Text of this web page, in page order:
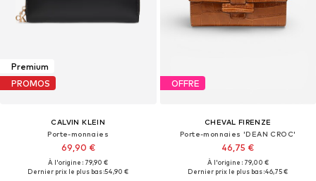
Premium
PROMOS
CALVIN KLEIN
Porte-monnaies
69,90 €
À l'origine : 79,90 €
Dernier prix le plus bas :54,90 €
OFFRE
CHEVAL FIRENZE
Porte-monnaies 'DEAN CROC'
46,75 €
À l'origine : 79,00 €
Dernier prix le plus bas :46,75 €